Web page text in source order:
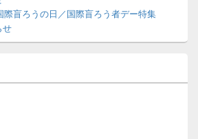
際盲ろうの日／国際盲ろう者デー特集
せ